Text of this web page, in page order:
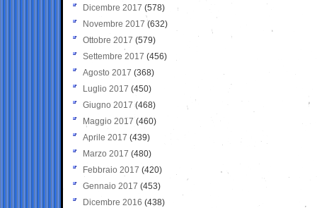
Dicembre 2017 (578)
Novembre 2017 (632)
Ottobre 2017 (579)
Settembre 2017 (456)
Agosto 2017 (368)
Luglio 2017 (450)
Giugno 2017 (468)
Maggio 2017 (460)
Aprile 2017 (439)
Marzo 2017 (480)
Febbraio 2017 (420)
Gennaio 2017 (453)
Dicembre 2016 (438)